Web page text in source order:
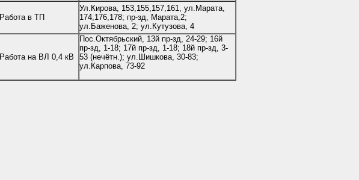
Работа в ТП
Ул.Кирова, 153,155,157,161, ул.Марата,
174,176,178; пр-зд, Марата,2;
ул.Баженова, 2; ул.Кутузова, 4
Работа на ВЛ 0,4 кВ
Пос.Октябрьский, 13й пр-зд, 24-29; 16й
пр-зд, 1-18; 17й пр-зд, 1-18; 18й пр-зд, 3-
53 (нечётн.); ул.Шишкова, 30-83;
ул.Карпова, 73-92